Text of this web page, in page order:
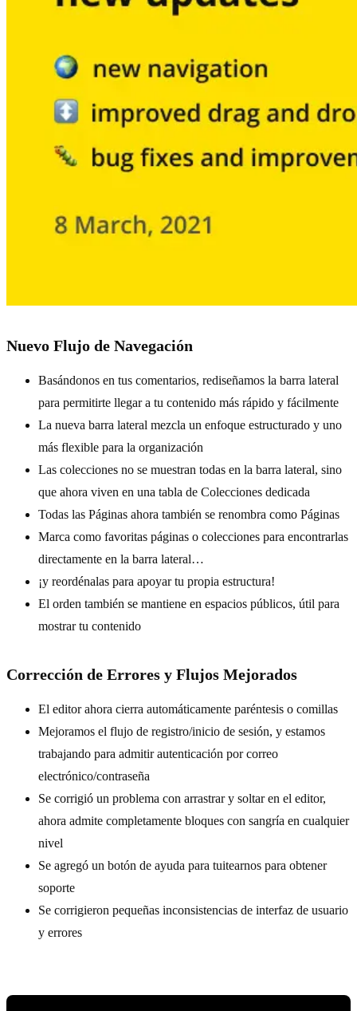
Nuevo Flujo de Navegación
Basándonos en tus comentarios, rediseñamos la barra lateral
para permitirte llegar a tu contenido más rápido y fácilmente
La nueva barra lateral mezcla un enfoque estructurado y uno
más flexible para la organización
Las colecciones no se muestran todas en la barra lateral, sino
que ahora viven en una tabla de Colecciones dedicada
Todas las Páginas ahora también se renombra como Páginas
Marca como favoritas páginas o colecciones para encontrarlas
directamente en la barra lateral…
¡y reordénalas para apoyar tu propia estructura!
El orden también se mantiene en espacios públicos, útil para
mostrar tu contenido
Corrección de Errores y Flujos Mejorados
El editor ahora cierra automáticamente paréntesis o comillas
Mejoramos el flujo de registro/inicio de sesión, y estamos
trabajando para admitir autenticación por correo
electrónico/contraseña
Se corrigió un problema con arrastrar y soltar en el editor,
ahora admite completamente bloques con sangría en cualquier
nivel
Se agregó un botón de ayuda para tuitearnos para obtener
soporte
Se corrigieron pequeñas inconsistencias de interfaz de usuario
y errores